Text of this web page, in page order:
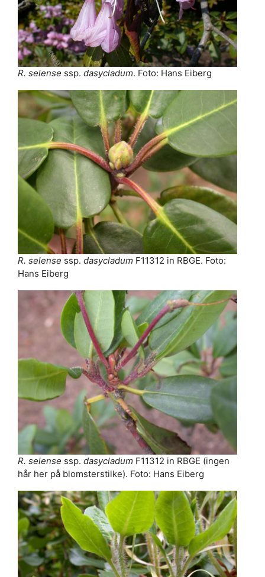
R. selense ssp. dasycladum. Foto: Hans Eiberg
R. selense ssp. dasycladum F11312 in RBGE. Foto:
Hans Eiberg
R. selense ssp. dasycladum F11312 in RBGE (ingen
hår her på blomsterstilke). Foto: Hans Eiberg